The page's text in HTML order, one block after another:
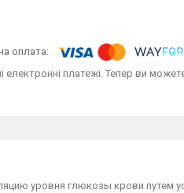
електронні платежі. Тепер ви
уровня глюкозы крови путем